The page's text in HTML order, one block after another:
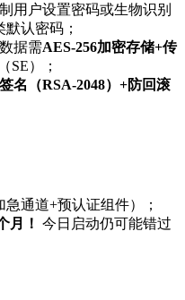
用户设置密码或生物识别
默认密码；
据需AES-256加密存储+传
SE）；
名（RSA-2048）+防回滚
急通道+预认证组件）；
月！ 今日启动仍可能错过